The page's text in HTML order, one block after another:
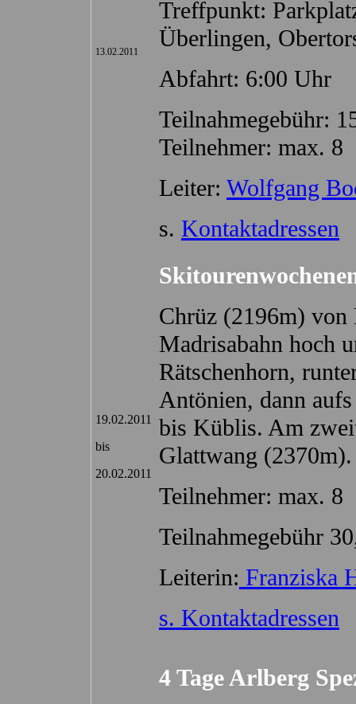
13.02.2011
Treffpunkt:
Überlingen,
Abfahrt: 6:00 Uhr
Teilnahmegebühr:
Teilnehmer: max. 8
Leiter: Wolfgang
s. Kontaktadressen
19.02.2011
bis
20.02.2011
Chrüz (2196m) von
Madrisabahn hoch
Rätschenhorn,
Antönien, dann
bis Küblis. Am
Glattwang (2370m).
Teilnehmer: max. 8
Teilnahmegebühr
Leiterin: Franziska
s. Kontaktadressen
4 Tage Arlberg